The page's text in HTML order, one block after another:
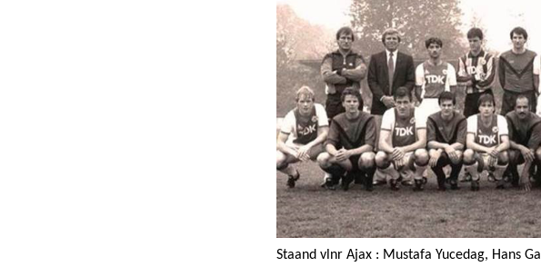
Staand vlnr Ajax : Mustafa Yucedag, Hans